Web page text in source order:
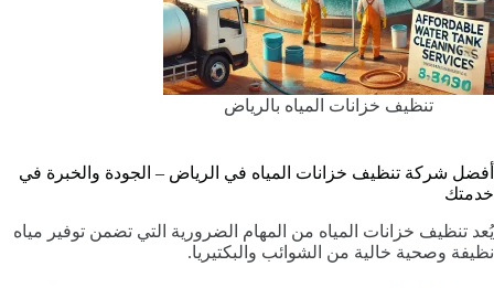
تنظيف خزانات المياه بالرياض
أفضل شركة تنظيف خزانات المياه في الرياض – الجودة والخبرة في
خدمتك
يُعد تنظيف خزانات المياه من المهام الضرورية التي تضمن توفير مياه
نظيفة وصحية خالية من الشوائب والبكتيريا.